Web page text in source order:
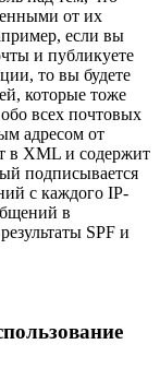
от их
если вы
и публикуете
то вы будете
которые тоже
всех почтовых
адресом от
в XML и содержит
подписывается
с каждого IP-
в
SPF и